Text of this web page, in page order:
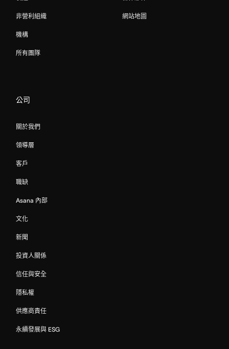
非營利組織
機構
所有團隊
網站地圖
公司
關於我們
領導層
客戶
職缺
Asana 內部
文化
新聞
投資人關係
信任與安全
隱私權
供應商責任
永續發展與 ESG